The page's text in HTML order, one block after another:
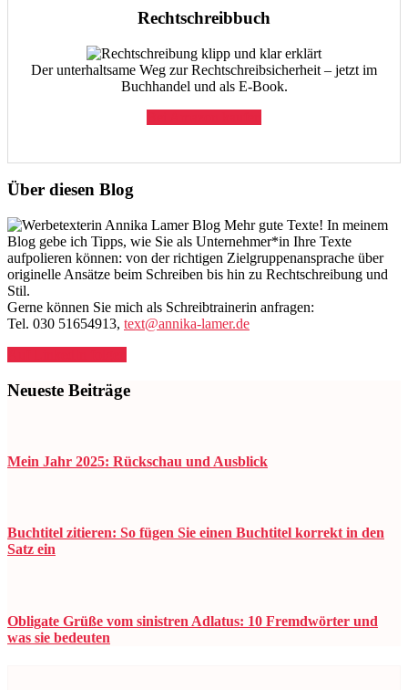
Rechtschreibbuch
Der unterhaltsame Weg zur Rechtschreibsicherheit – jetzt im
Buchhandel und als E-Book.
Über diesen Blog
Mehr gute Texte! In meinem
Blog gebe ich Tipps, wie Sie als Unternehmer*in Ihre Texte
aufpolieren können: von der richtigen Zielgruppenansprache über
originelle Ansätze beim Schreiben bis hin zu Rechtschreibung und
Stil.
Gerne können Sie mich als Schreibtrainerin anfragen:
Tel. 030 51654913, text@annika-lamer.de
Neueste Beiträge
Mein Jahr 2025: Rückschau und Ausblick
Buchtitel zitieren: So fügen Sie einen Buchtitel korrekt in den
Satz ein
Obligate Grüße vom sinistren Adlatus: 10 Fremdwörter und
was sie bedeuten